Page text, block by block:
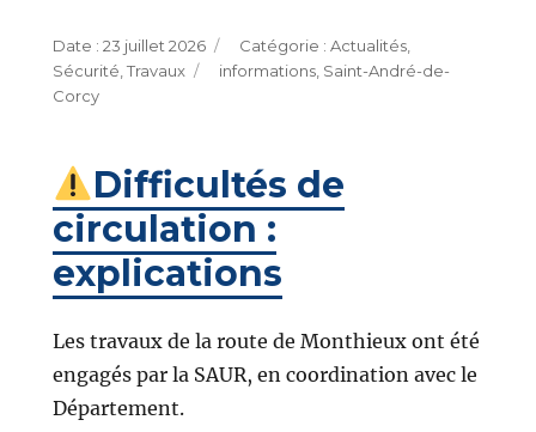
Publié
le
23 juillet 2026 Catégories
Actualités,
Sécurité,Travaux Étiquettes
informations, Saint-André-de-
Corcy
Difficultés de
circulation :
explications
Les travaux de la route de Monthieux ont été
engagés par la SAUR, en coordination avec le
Département.